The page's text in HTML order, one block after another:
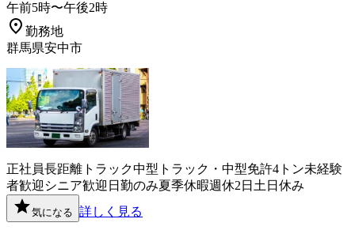
午前5時〜午後2時
勤務地
群馬県安中市
正社員長距離 トラック中型トラック・中型免許4トン未経験
者歓迎 シニア歓迎 日勤のみ夏季休暇週休2日 土日休み
気になる 詳しく見る